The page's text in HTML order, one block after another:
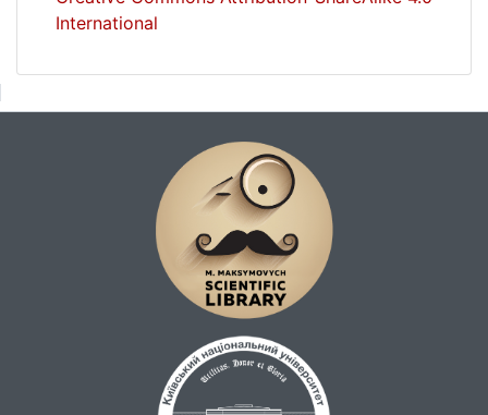
наших східних землях, політика УПЦ МП
заважає формуванню української
сприяла розбудові «руского мира» на
наших теренах і стала внутрішнім
чинником, який сприяв конфлікту на Сході
країни, а також воєнній агресії з боку
Росії. Держава врешті повинна регулювати
діяльність вказаних структур. У висновках
зазначено, що трансформаційні процеси у
сфері вітчизняної релігійності свідчать про
тісну взаємодію релігійного і
національного чинників. Підкреслено, що
кричущі конфесійні диспропорції, які
зберігаються в релігійному житті нашої
International